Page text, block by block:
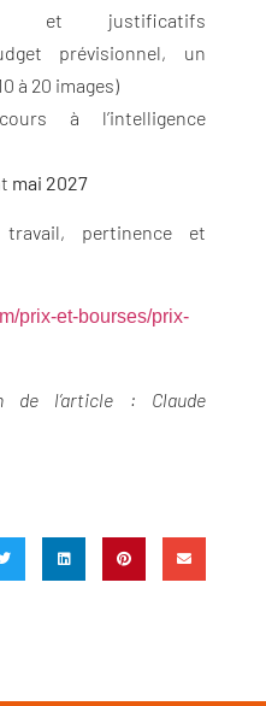
et justificatifs
prévisionnel, un
à 20 images)
à l’intelligence
mai 2027
pertinence et
prix-et-bourses/prix-
de l’article : Claude